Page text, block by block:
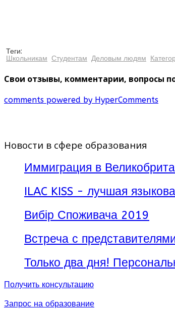
Теги:
Школьникам Студентам Деловым людям
Свои отзывы, комментарии, вопросы
comments powered by HyperComments
Новости в сфере образования
Иммиграция в
ILAC KISS - лучшая
Вибір Споживача 2019
Встреча с
Только два дня!
Получить консультацию
Запрос на образование